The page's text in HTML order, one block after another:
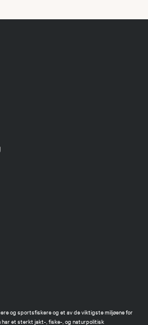
og sportsfiskere og et av de viktigste miljøene for
har et sterkt jakt-, fiske-, og naturpolitisk